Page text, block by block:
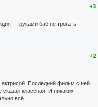
+3
— руками баб не трогать
+2
актрисой. Последний фильм с ней
классная. И никаких
всё.